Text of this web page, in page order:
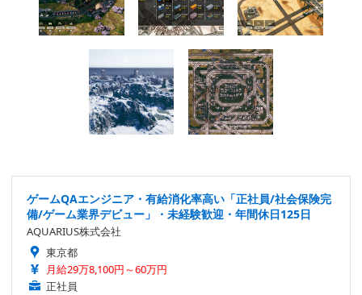
ゲームQAエンジニア・有給消化率高い「正社員/社会保険完
備/ゲーム業界デビュー」・未経験歓迎・年間休日125日
AQUARIUS株式会社
東京都
月給29万8,100円～60万円
正社員